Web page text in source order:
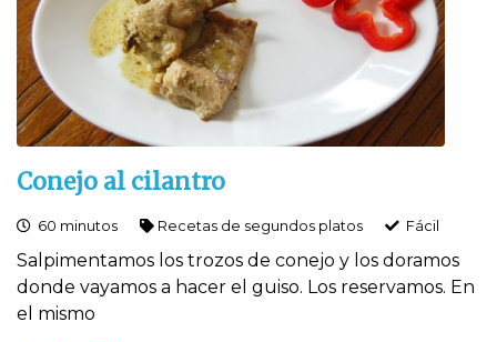
Conejo al cilantro
60 minutos Recetas de segundos platos Fácil
Salpimentamos los trozos de conejo y los doramos
donde vayamos a hacer el guiso. Los reservamos. En
el mismo